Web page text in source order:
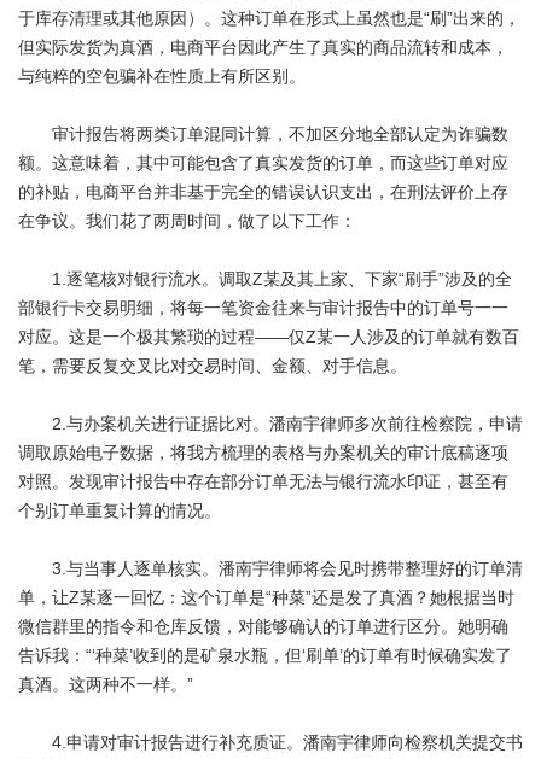
于库存清理或其他原因）。这种订单在形式上虽然也是“刷”出来的，
但实际发货为真酒，电商平台因此产生了真实的商品流转和成本，
与纯粹的空包骗补在性质上有所区别。
审计报告将两类订单混同计算，不加区分地全部认定为诈骗数
额。这意味着，其中可能包含了真实发货的订单，而这些订单对应
的补贴，电商平台并非基于完全的错误认识支出，在刑法评价上存
在争议。我们花了两周时间，做了以下工作：
1.逐笔核对银行流水。调取Z某及其上家、下家“刷手”涉及的全
部银行卡交易明细，将每一笔资金往来与审计报告中的订单号一一
对应。这是一个极其繁琐的过程——仅Z某一人涉及的订单就有数百
笔，需要反复交叉比对交易时间、金额、对手信息。
2.与办案机关进行证据比对。潘南宇律师多次前往检察院，申请
调取原始电子数据，将我方梳理的表格与办案机关的审计底稿逐项
对照。发现审计报告中存在部分订单无法与银行流水印证，甚至有
个别订单重复计算的情况。
3.与当事人逐单核实。潘南宇律师将会见时携带整理好的订单清
单，让Z某逐一回忆：这个订单是“种菜”还是发了真酒？她根据当时
微信群里的指令和仓库反馈，对能够确认的订单进行区分。她明确
告诉我：“‘种菜’收到的是矿泉水瓶，但‘刷单’的订单有时候确实发了
真酒。这两种不一样。”
4.申请对审计报告进行补充质证。潘南宇律师向检察机关提交书